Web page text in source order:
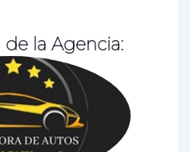
de la Agencia: